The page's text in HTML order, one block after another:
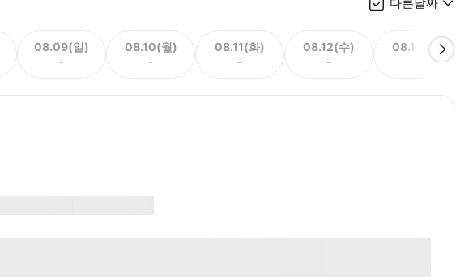
08.09(일)
-
08.10(월)
-
08.11(화)
-
08.12(수)
-
08.13(목)